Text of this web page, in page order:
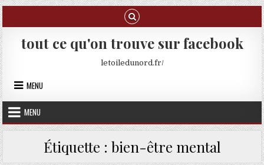
Skip to content
tout ce qu'on trouve sur facebook
letoiledunord.fr/
MENU
MENU
Étiquette : bien-être mental